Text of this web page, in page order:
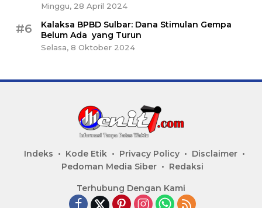
Minggu, 28 April 2024
#6
Kalaksa BPBD Sulbar: Dana Stimulan Gempa
Belum Ada yang Turun
Selasa, 8 Oktober 2024
Indeks Kode Etik Privacy Policy
Disclaimer
Pedoman Media Siber
Redaksi
Terhubung Dengan Kami